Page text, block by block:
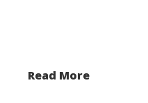
Read More